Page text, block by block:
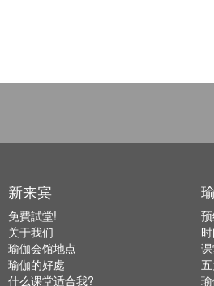
新来宾
免費試堂!
关于我们
瑜伽会馆地点
瑜伽的好處
什么课堂适合我?